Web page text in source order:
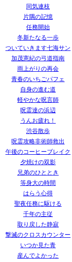
同気連枝
片隅の記憶
任務開始
冬新たなる一歩
ついていきます七海サン
加茂憲紀の弓道指南
雨上がりの再会
青春のいちごパフェ
自身の進む道
軽やかな呪言師
呪霊達の浜辺
うんお疲れ！
渋谷散歩
呪霊攻略非術師救出
午後のコーヒーブレイク
夕焼けの双影
兄弟のひととき
等身大の時間
はらう心得
聖夜任務に駆ける
千年の主従
取り戻した静寂
撃滅のクロスカウンター
いつか見た青
産んでよかった